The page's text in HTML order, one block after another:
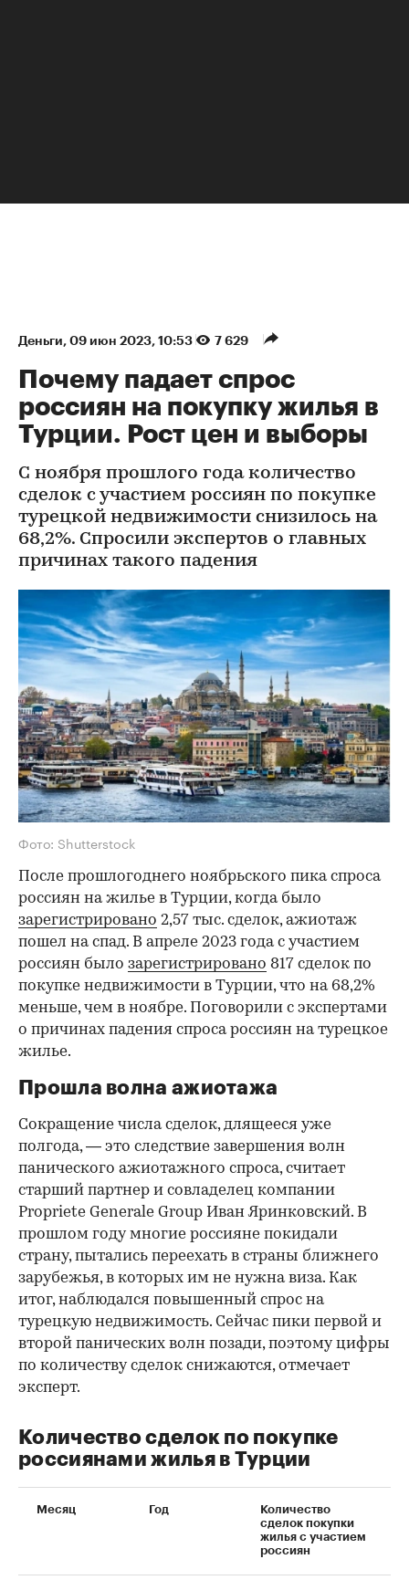
Деньги⁠, 09 июн 2023, 10:53 7 629
Почему падает спрос
россиян на покупку жилья в
Турции. Рост цен и выборы
С ноября прошлого года количество
сделок с участием россиян по покупке
турецкой недвижимости снизилось на
68,2%. Спросили экспертов о главных
причинах такого падения
Фото: Shutterstock
После прошлогоднего ноябрьского пика спроса
россиян на жилье в Турции, когда было
зарегистрировано 2,57 тыс. сделок, ажиотаж
пошел на спад. В апреле 2023 года с участием
россиян было зарегистрировано 817 сделок по
покупке недвижимости в Турции, что на 68,2%
меньше, чем в ноябре. Поговорили с экспертами
о причинах падения спроса россиян на турецкое
жилье.
Прошла волна ажиотажа
Сокращение числа сделок, длящееся уже
полгода, — это следствие завершения волн
панического ажиотажного спроса, считает
старший партнер и совладелец компании
Propriete Generale Group Иван Яринковский. В
прошлом году многие россияне покидали
страну, пытались переехать в страны ближнего
зарубежья, в которых им не нужна виза. Как
итог, наблюдался повышенный спрос на
турецкую недвижимость. Сейчас пики первой и
второй панических волн позади, поэтому цифры
по количеству сделок снижаются, отмечает
эксперт.
Количество сделок по покупке
россиянами жилья в Турции
Месяц Год
Количество
сделок покупки
жилья с участием
россиян